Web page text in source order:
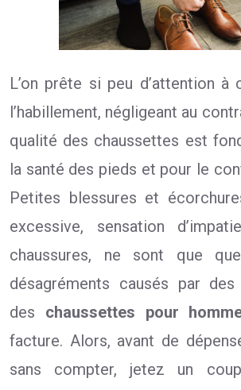
L’on prête si peu d’attention à
l’habillement, négligeant au
qualité des chaussettes est
la santé des pieds et pour le
Petites blessures et
excessive, sensation
chaussures, ne sont que
désagréments causés par
des chaussettes pour
facture. Alors, avant de
sans compter, jetez un